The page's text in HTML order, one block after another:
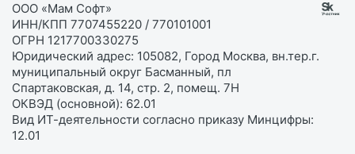
ООО «Мам Софт»
ИНН/КПП 7707455220 / 770101001
ОГРН 1217700330275
Юридический адрес: 105082, Город Москва, вн.тер.г.
муниципальный округ Басманный, пл
Спартаковская, д. 14, стр. 2, помещ. 7Н
ОКВЭД (основной): 62.01
Вид ИТ-деятельности согласно приказу Минцифры:
12.01